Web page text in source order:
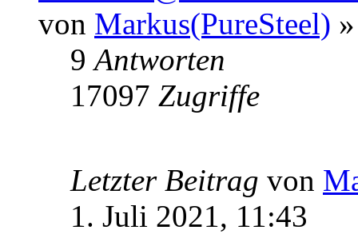
von Markus(PureSteel)
9Antworten
17097 Zugriffe
Letzter Beitrag von
1. Juli 2021, 11:43